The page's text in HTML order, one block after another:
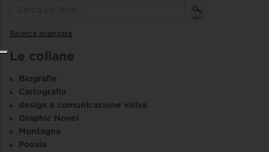
Ricerca avanzata
Le collane
Biografie
Cartografia
design e comunicazione visiva
Graphic Novel
Montagna
Poesia